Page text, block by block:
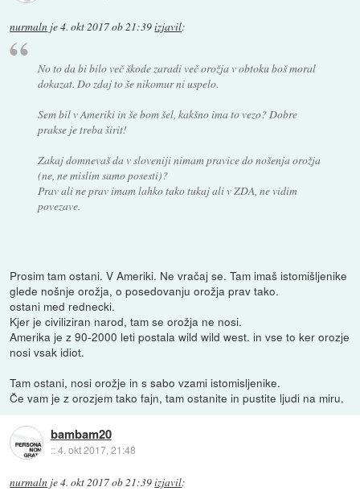
nurmaln je4. okt 2017 ob 21:39izjavil:
No to da bi bilo več škode zaradi več orožja v obtoku boš moral
dokazat. Do zdaj to še nikomur ni uspelo.
Sem bil v Ameriki in še bom šel, kakšno ima to vezo? Dobre
prakse je treba širit!
Zakaj domnevaš da v sloveniji nimam pravice do nošenja orožja
(ne, ne mislim samo posesti)?
Prav ali ne prav imam lahko tako tukaj ali v ZDA, ne vidim
povezave.
Prosim tam ostani. V Ameriki. Ne vračaj se. Tam imaš istomišljenike
glede nošnje orožja, o posedovanju orožja prav tako.
ostani med rednecki.
Kjer je civiliziran narod, tam se orožja ne nosi.
Amerika je z 90-2000 leti postala wild wild west. in vse to ker orozje
nosi vsak idiot.
Tam ostani, nosi orožje in s sabo vzami istomisljenike.
Če vam je z orozjem tako fajn, tam ostanite in pustite ljudi na miru.
bambam20
::4. okt 2017, 21:48
nurmaln je4. okt 2017 ob 21:39izjavil: